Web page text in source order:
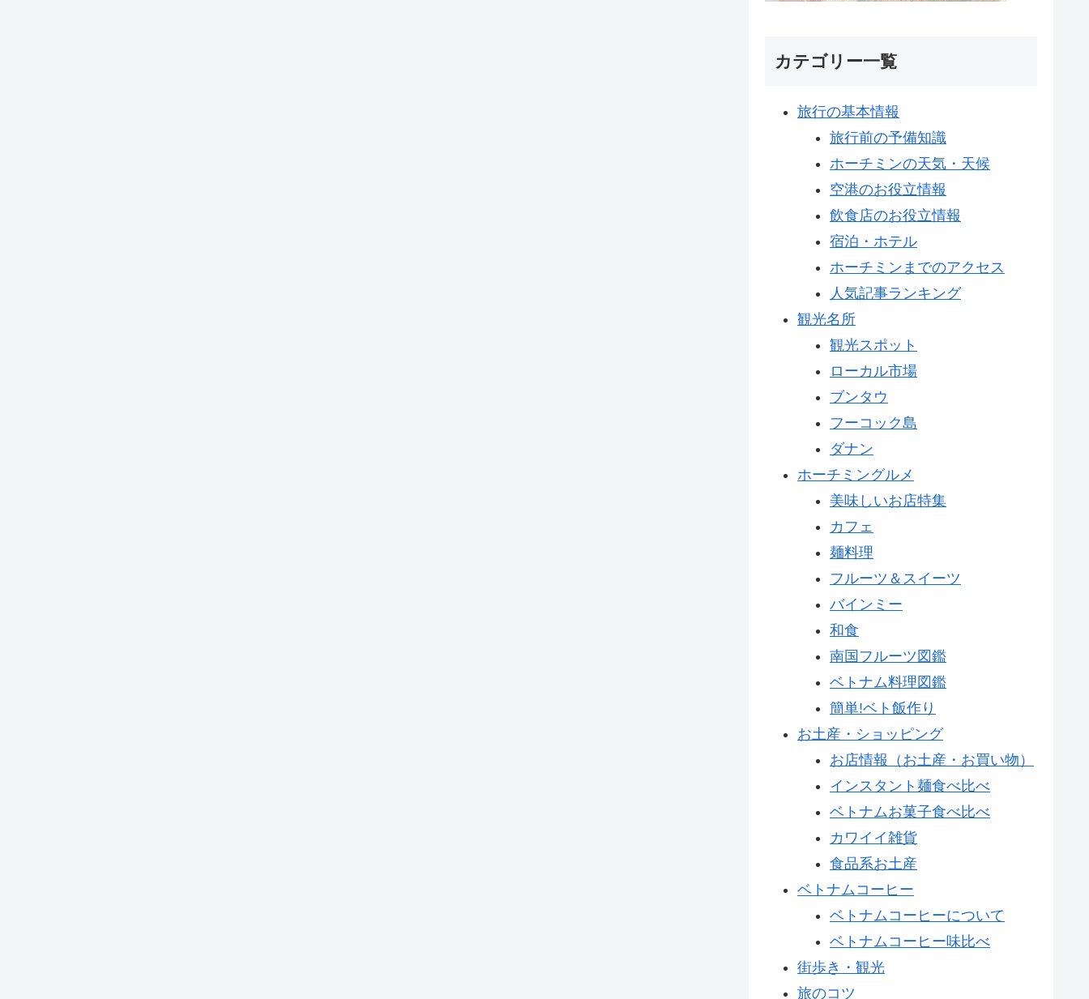
カテゴリー一覧
旅行の基本情報
旅行前の予備知識
ホーチミンの天気・天候
空港のお役立情報
飲食店のお役立情報
宿泊・ホテル
ホーチミンまでのアクセス
人気記事ランキング
観光名所
観光スポット
ローカル市場
ブンタウ
フーコック島
ダナン
ホーチミングルメ
美味しいお店特集
カフェ
麺料理
フルーツ＆スイーツ
バインミー
和食
南国フルーツ図鑑
ベトナム料理図鑑
簡単!ベト飯作り
お土産・ショッピング
お店情報（お土産・お買い物）
インスタント麺食べ比べ
ベトナムお菓子食べ比べ
カワイイ雑貨
食品系お土産
ベトナムコーヒー
ベトナムコーヒーについて
ベトナムコーヒー味比べ
街歩き・観光
旅のコツ